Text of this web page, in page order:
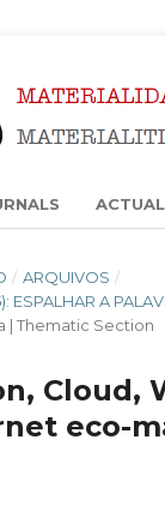
ACTUAL
/ ARQUIVOS /
ESPALHAR A
| Thematic Section
Cloud,
eco-